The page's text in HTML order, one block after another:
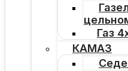
Газ
КАМАЗ